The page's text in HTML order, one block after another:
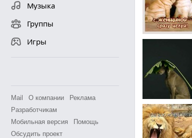
Музыка
Группы
Игры
Mail О компании
Реклама
Разработчикам
Мобильная версия
Помощь
Обсудить проект